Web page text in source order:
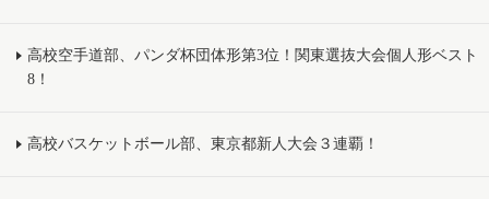
高校空手道部、パンダ杯団体形第3位！関東選抜大会個人形ベスト
8！
高校バスケットボール部、東京都新人大会３連覇！